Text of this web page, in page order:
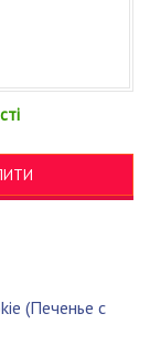
(Печенье с